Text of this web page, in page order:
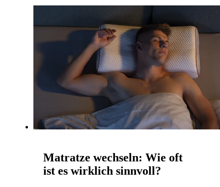
RYZR | 26. Januar 2026
Guter Schlaf ist fundamental für unsere
Gesundheit, Leistungsfähigkeit und unser
allgemeines Wohlbefinden.
Mehr lesen
Matratze wechseln: Wie oft
ist es wirklich sinnvoll?